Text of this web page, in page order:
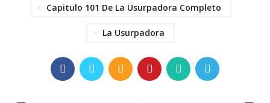
Capitulo 101 De La Usurpadora Completo
La Usurpadora